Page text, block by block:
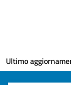
Ultimo